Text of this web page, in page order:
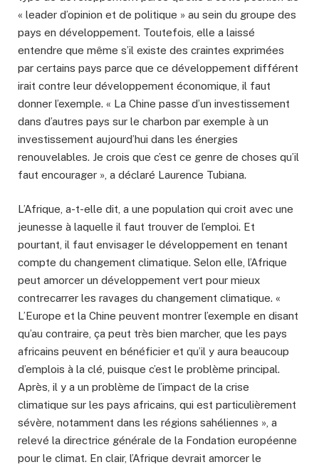
« leader d’opinion et de politique » au sein du groupe des
pays en développement. Toutefois, elle a laissé
entendre que même s’il existe des craintes exprimées
par certains pays parce que ce développement différent
irait contre leur développement économique, il faut
donner l’exemple. « La Chine passe d’un investissement
dans d’autres pays sur le charbon par exemple à un
investissement aujourd’hui dans les énergies
renouvelables. Je crois que c’est ce genre de choses qu’il
faut encourager », a déclaré Laurence Tubiana.
L’Afrique, a-t-elle dit, a une population qui croit avec une
jeunesse à laquelle il faut trouver de l’emploi. Et
pourtant, il faut envisager le développement en tenant
compte du changement climatique. Selon elle, l’Afrique
peut amorcer un développement vert pour mieux
contrecarrer les ravages du changement climatique. «
L’Europe et la Chine peuvent montrer l’exemple en disant
qu’au contraire, ça peut très bien marcher, que les pays
africains peuvent en bénéficier et qu’il y aura beaucoup
d’emplois à la clé, puisque c’est le problème principal.
Après, il y a un problème de l’impact de la crise
climatique sur les pays africains, qui est particulièrement
sévère, notamment dans les régions sahéliennes », a
relevé la directrice générale de la Fondation européenne
pour le climat. En clair, l’Afrique devrait amorcer le